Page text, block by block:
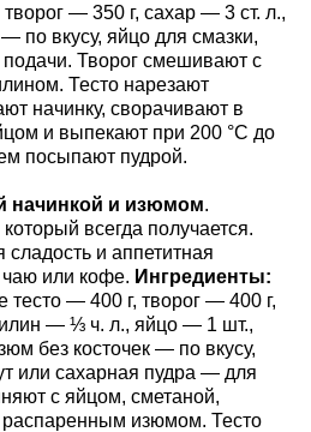
— 350 г, сахар — 3 ст. л.,
по вкусу, яйцо для смазки,
Творог смешивают с
Тесто нарезают
начинку, сворачивают в
и выпекают при 200 °C до
посыпают пудрой.
начинкой и изюмом.
всегда получается.
сладость и аппетитная
или кофе. Ингредиенты:
— 400 г, творог — 400 г,
— ⅓ ч. л., яйцо — 1 шт.,
без косточек — по вкусу,
или сахарная пудра — для
с яйцом, сметаной,
изюмом. Тесто